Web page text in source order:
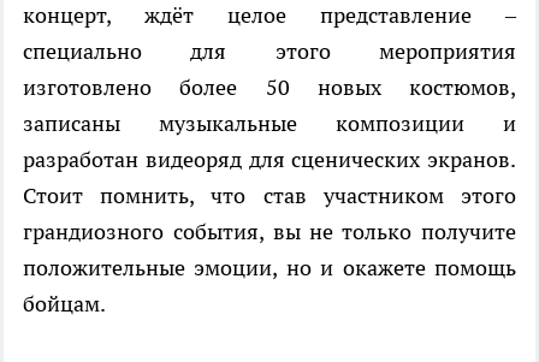
концерт, ждёт целое представление –
специально для этого мероприятия
изготовлено более 50 новых костюмов,
записаны музыкальные композиции и
разработан видеоряд для сценических экранов.
Стоит помнить, что став участником этого
грандиозного события, вы не только получите
положительные эмоции, но и окажете помощь
бойцам.